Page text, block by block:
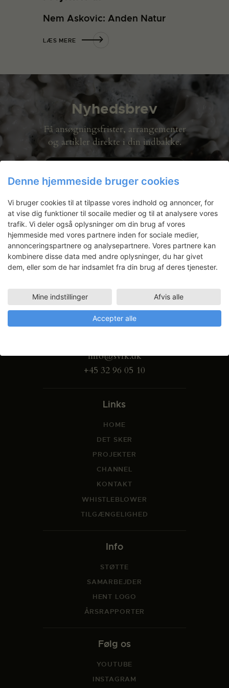
Nem Askovic: Anden Natur
LÆS MERE
Nyhedsbrev
Få ansøgningsfrister, arrangementer
og artikler direkte i din indbakke.
Gammel Dok Pakhus
Strandgade 27 B
info@svfk.dk
+45 32 96 05 10
Links
HOME
DET SKER
PROJEKTER
CHANNEL
KONTAKT
WHISTLEBLOWER
TILGÆNGELIGHED
Info
STØTTE
SAMARBEJDER
HENT LOGO
ÅRSRAPPORTER
Følg os
YOUTUBE
INSTAGRAM
Denne hjemmeside bruger cookies
Vi bruger cookies til at tilpasse vores indhold og annoncer, for
at vise dig funktioner til socaile medier og til at analysere vores
trafik. Vi deler også oplysninger om din brug af vores
hjemmeside med vores partnere inden for sociale medier,
annonceringspartnere og analysepartnere. Vores partnere kan
kombinere disse data med andre oplysninger, du har givet
dem, eller som de har indsamlet fra din brug af deres tjenester.
Mine indstillinger Afvis alle
Accepter alle